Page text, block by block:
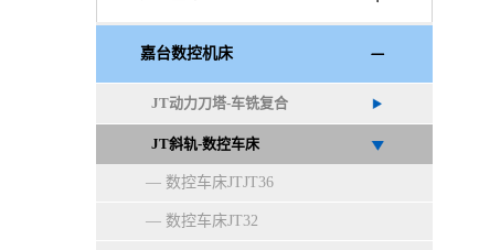
嘉台数控机床
JT动力刀塔-车铣复合
JT斜轨-数控车床
数控车床JTJT36
数控车床JT32